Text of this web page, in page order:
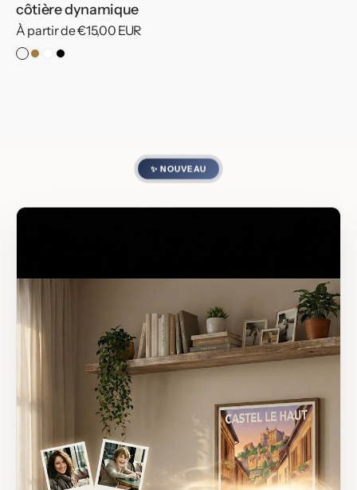
côtière dynamique
Prix
habituel
À partir de €15,00 EUR
SansCadre
Cadre
Cadre
✨ NOUVEAU